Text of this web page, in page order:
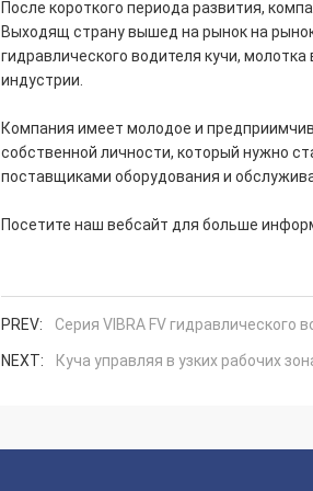
После короткого периода развития,
Выходящ страну вышед на рынок на
гидравлического водителя кучи,
индустрии.
Компания имеет молодое и
собственной личности, который нужно
поставщиками оборудования и
Посетите наш вебсайт для больше
PREV: Серия VIBRA FV гидравлического
NEXT: Куча управляя в узких рабочих